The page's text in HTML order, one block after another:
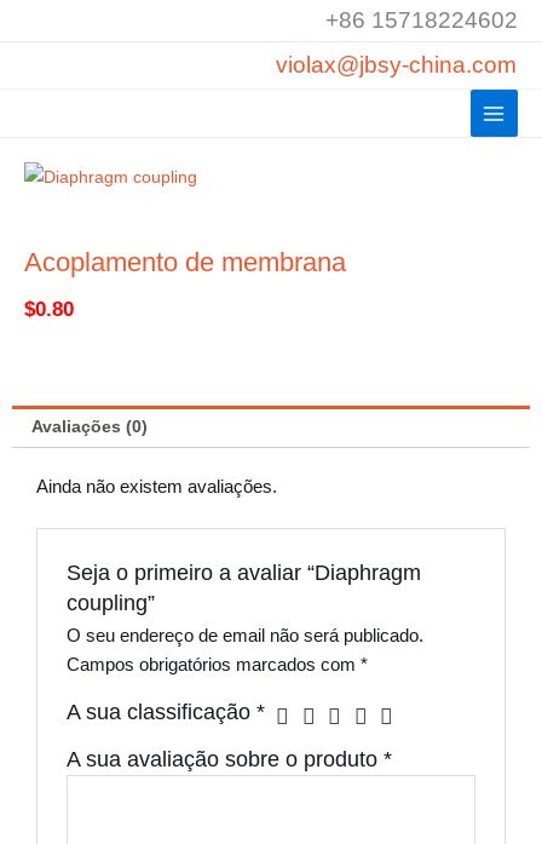
+86 15718224602
violax@jbsy-china.com
Acoplamento de membrana
$0.80
Avaliações (0)
Ainda não existem avaliações.
Seja o primeiro a avaliar “Diaphragm
coupling”
O seu endereço de email não será publicado.
Campos obrigatórios marcados com*
A sua classificação*
A sua avaliação sobre o produto*